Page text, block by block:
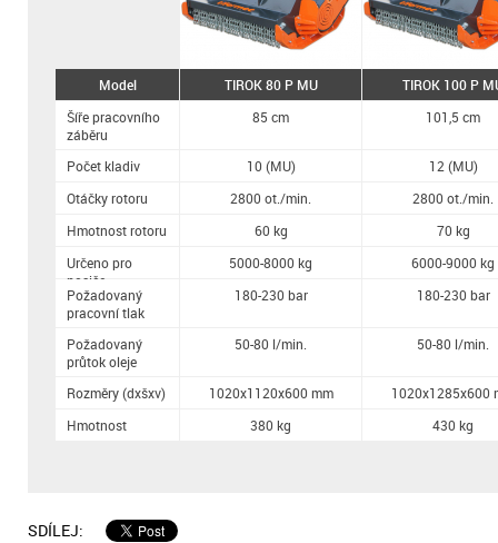
Model
Šíře pracovního
záběru
Počet kladiv
Otáčky rotoru
Hmotnost rotoru
Určeno pro
nosiče
Požadovaný
pracovní tlak
Požadovaný
průtok oleje
Rozměry (dxšxv)
Hmotnost
TIROK 80 P MU
TIROK 100 P
85 cm
101,5 cm
10 (MU)
12 (MU)
2800 ot./min.
2800 ot./min.
60 kg
70 kg
5000-8000 kg
6000-9000 kg
180-230 bar
180-230 bar
50-80 l/min. 50-80 l/min.
1020x1120x600 mm
1020x1285x600
380 kg
430 kg
SDÍLEJ: